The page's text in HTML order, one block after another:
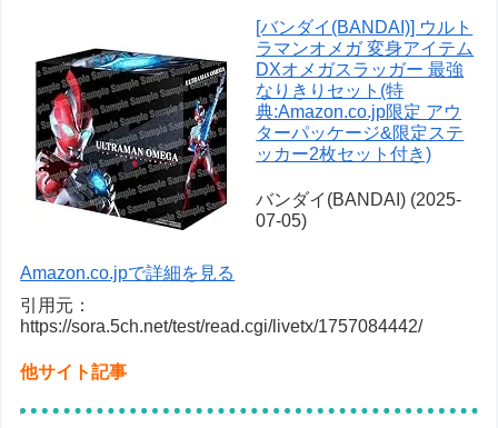
[バンダイ(BANDAI)] ウルト
ラマンオメガ 変身アイテム
DXオメガスラッガー 最強
なりきりセット(特
典:Amazon.co.jp限定 アウ
ターパッケージ&限定ステ
ッカー2枚セット付き)
バンダイ(BANDAI) (2025-
07-05)
Amazon.co.jpで詳細を見る
引用元：
https://sora.5ch.net/test/read.cgi/livetx/1757084442/
他サイト記事